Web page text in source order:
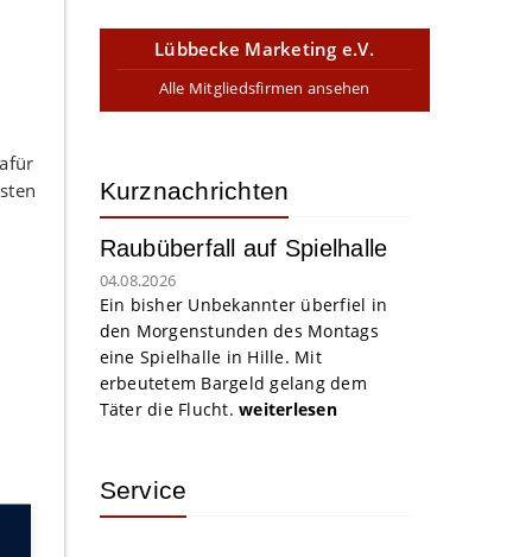
Lübbecke Marketing e.V.
Alle Mitgliedsfirmen ansehen
Kurznachrichten
Raubüberfall auf Spielhalle
04.08.2026
Ein bisher Unbekannter überfiel in
den Morgenstunden des Montags
eine Spielhalle in Hille. Mit
erbeutetem Bargeld gelang dem
Täter die Flucht. weiterlesen
Service